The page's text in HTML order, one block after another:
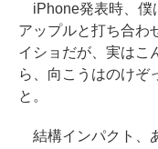
iPhone発表時、僕
アップルと打ち合わ
イショだが、実はこ
ら、向こうはのけぞ
と。
結構インパクト、